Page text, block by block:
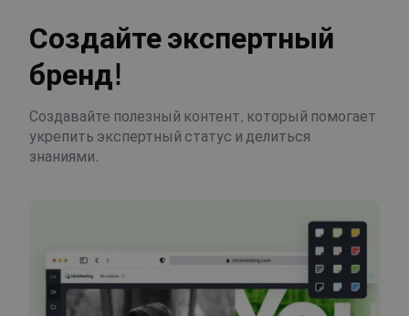
Создайте экспертный
бренд!
Создавайте полезный контент, который помогает
укрепить экспертный статус и делиться
знаниями.